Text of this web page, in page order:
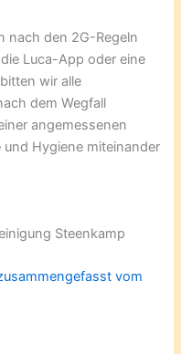
nach den 2G-Regeln
Luca-App oder eine
wir alle
dem Wegfall
angemessenen
Hygiene miteinander
Steenkamp
vom